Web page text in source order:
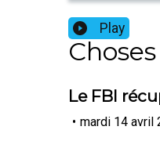
Play
Le FBI
• mardi 14 avril